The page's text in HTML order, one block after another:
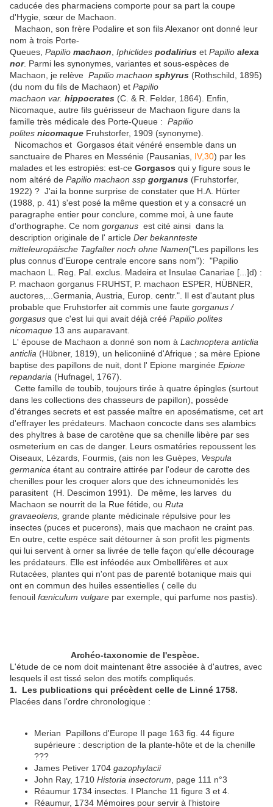
caducée des pharmaciens comporte pour sa part la coupe
d'Hygie, sœur de Machaon.
Machaon, son frère Podalire et son fils Alexanor ont donné leur
nom à trois Porte-
Queues, Papilio machaon Iphiclides podalirius et Papilio alexa
nor. Parmi les synonymes, variantes et sous-espèces de
Machaon, je relève Papilio machaon sphyrus (Rothschild, 1895)
(du nom du fils de Machaon) et Papilio
machaon var. hippocrates (C. & R. Felder, 1864). Enfin,
Nicomaque, autre fils guérisseur de Machaon figure dans la
famille très médicale des Porte-Queue : Papilio
polites nicomaque Fruhstorfer, 1909 (synonyme).
Nicomachos et Gorgasos était vénéré ensemble dans un
sanctuaire de Phares en Messénie (Pausanias, IV,30) par les
malades et les estropiés: est-ce Gorgasos qui y figure sous le
nom altéré de Papilio machaon ssp gorganus (Fruhstorfer,
1922) ? J'ai la bonne surprise de constater que H.A. Hürter
(1988, p. 41) s'est posé la même question et y a consacré un
paragraphe entier pour conclure, comme moi, à une faute
d'orthographe. Ce nom gorganus est cité ainsi dans la
description originale de l' article Der bekannteste
mitteleuropäische Tagfalter noch ohne Namen("Les papillons les
plus connus d'Europe centrale encore sans nom"): "Papilio
machaon L. Reg. Pal. exclus. Madeira et Insulae Canariae [...]d) :
P. machaon gorganus FRUHST, P. machaon ESPER, HÜBNER,
auctores,...Germania, Austria, Europ. centr.". Il est d'autant plus
probable que Fruhstorfer ait commis une faute gorganus /
gorgasus que c'est lui qui avait déjà créé Papilio polites
nicomaque 13 ans auparavant.
L' épouse de Machaon a donné son nom à Lachnoptera anticlia
anticlia (Hübner, 1819), un heliconiiné d'Afrique ; sa mère Epione
baptise des papillons de nuit, dont l' Epione marginée Epione
repandaria (Hufnagel, 1767).
Cette famille de toubib, toujours tirée à quatre épingles (surtout
dans les collections des chasseurs de papillon), possède
d'étranges secrets et est passée maître en aposématisme, cet art
d'effrayer les prédateurs. Machaon concocte dans ses alambics
des phyltres à base de carotène que sa chenille libère par ses
osmeterium en cas de danger. Leurs osmatéries repoussent les
Oiseaux, Lézards, Fourmis, (ais non les Guèpes, Vespula
germanica étant au contraire attirée par l'odeur de carotte des
chenilles pour les croquer alors que des ichneumonidés les
parasitent (H. Descimon 1991). De même, les larves du
Machaon se nourrit de la Rue fétide, ou Ruta
gravaeolens, grande plante médicinale répulsive pour les
insectes (puces et pucerons), mais que machaon ne craint pas.
En outre, cette espèce sait détourner à son profit les pigments
qui lui servent à orner sa livrée de telle façon qu'elle décourage
les prédateurs. Elle est inféodée aux Ombellifères et aux
Rutacées, plantes qui n'ont pas de parenté botanique mais qui
ont en commun des huiles essentielles ( celle du
fenouil fœniculum vulgare par exemple, qui parfume nos pastis).
Archéo-taxonomie de l'espèce.
L'étude de ce nom doit maintenant être associée à d'autres, avec
lesquels il est tissé selon des motifs compliqués.
1.
Les publications qui précèdent celle de Linné 1758.
Placées dans l'ordre chronologique :
Merian Papillons d'Europe II page 163 fig. 44 figure
supérieure : description de la plante-hôte et de la chenille
???
James Petiver 1704 gazophylacii
John Ray, 1710 Historia insectorum , page 111 n°3
Réaumur 1734 insectes. I Planche 11 figure 3 et 4.
Réaumur, 1734 Mémoires pour servir à l'histoire